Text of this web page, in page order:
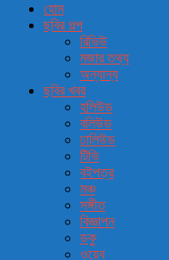
হোম
ছবির গল্প
রিভিউ
মজার তথ্য
অন্যান্য
ছবির খবর
হলিউড
বলিউড
ঢালিউড
টিভি
বইপত্র
মঞ্চ
সঙ্গীত
বিজ্ঞাপন
ডকু
ওয়েব